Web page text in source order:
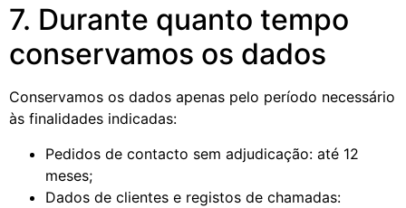
7. Durante quanto tempo
conservamos os dados
Conservamos os dados apenas pelo período necessário
às finalidades indicadas:
Pedidos de contacto sem adjudicação: até 12
meses;
Dados de clientes e registos de chamadas: